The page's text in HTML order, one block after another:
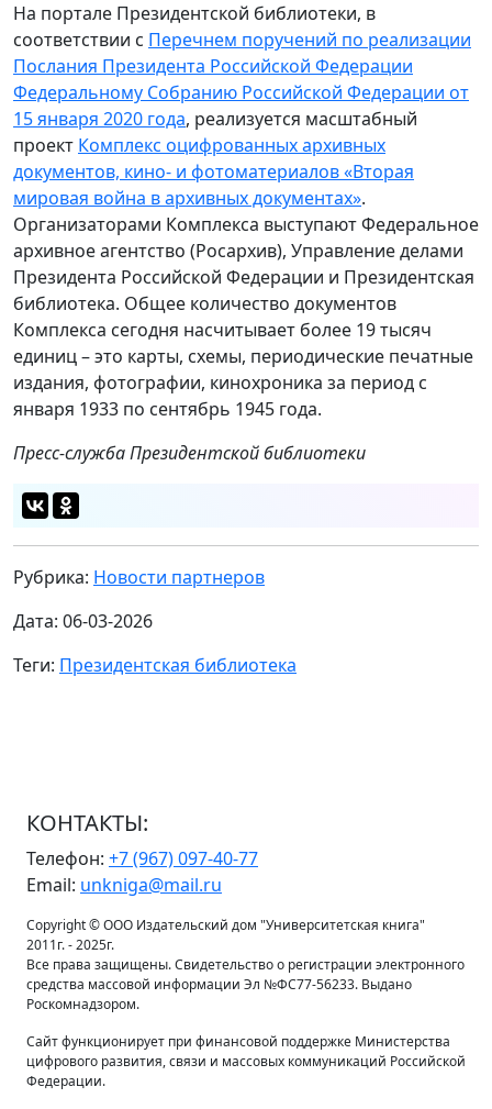
На портале Президентской библиотеки, в
соответствии с Перечнем поручений по реализации
Послания Президента Российской Федерации
Федеральному Собранию Российской Федерации от
15 января 2020 года, реализуется масштабный
проект Комплекс оцифрованных архивных
документов, кино- и фотоматериалов «Вторая
мировая война в архивных документах».
Организаторами Комплекса выступают Федеральное
архивное агентство (Росархив), Управление делами
Президента Российской Федерации и Президентская
библиотека. Общее количество документов
Комплекса сегодня насчитывает более 19 тысяч
единиц – это карты, схемы, периодические печатные
издания, фотографии, кинохроника за период с
января 1933 по сентябрь 1945 года.
Пресс-служба Президентской библиотеки
Рубрика: Новости партнеров
Дата: 06-03-2026
Теги: Президентская библиотека
КОНТАКТЫ:
Телефон: +7 (967) 097-40-77
Email: unkniga@mail.ru
Copyright © ООО Издательский дом "Университетская книга"
2011г. - 2025г.
Все права защищены. Свидетельство о регистрации электронного
средства массовой информации Эл №ФС77-56233. Выдано
Роскомнадзором.
Сайт функционирует при финансовой поддержке Министерства
цифрового развития, связи и массовых коммуникаций Российской
Федерации.